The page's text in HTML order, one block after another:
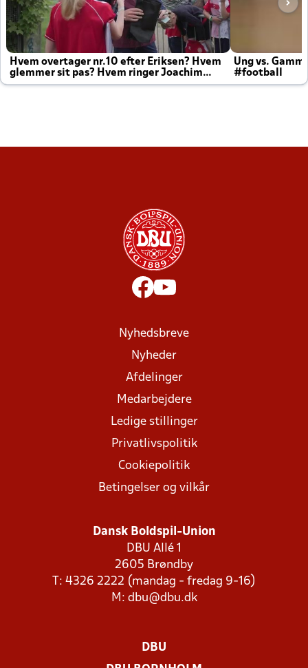
Hvem overtager nr.10 efter Eriksen? Hvem
glemmer sit pas? Hvem ringer Joachim
altid til efter kampe?
Ung vs.
#football
Nyhedsbreve
Nyheder
Afdelinger
Medarbejdere
Ledige stillinger
Privatlivspolitik
Cookiepolitik
Betingelser og vilkår
Dansk Boldspil-Union
DBU Allé 1
2605 Brøndby
T: 4326 2222 (mandag - fredag 9-16)
M: dbu@dbu.dk
DBU